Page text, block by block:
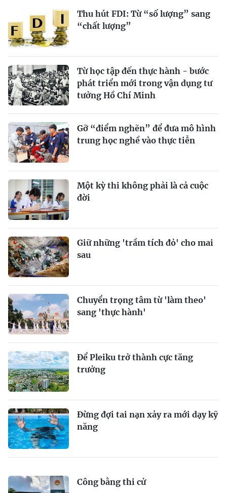
Thu hút FDI: Từ “số lượng” sang
“chất lượng”
Từ học tập đến thực hành - bước
phát triển mới trong vận dụng tư
tưởng Hồ Chí Minh
Gỡ “điểm nghẽn” để đưa mô hình
trung học nghề vào thực tiễn
Một kỳ thi không phải là cả cuộc
đời
Giữ những 'trầm tích đỏ' cho mai
sau
Chuyển trọng tâm từ 'làm theo'
sang 'thực hành'
Để Pleiku trở thành cực tăng
trưởng
Đừng đợi tai nạn xảy ra mới dạy kỹ
năng
Công bằng thi cử